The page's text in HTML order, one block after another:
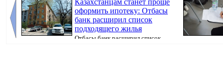
оформить ипотеку: Отбасы
банк расширил список
подходящего жилья
Отбасы банк расширил список